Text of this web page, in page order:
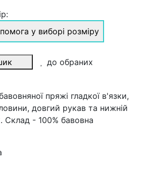
у виборі розміру
до обраних
пряжі гладкої в'язки,
довгий рукав та нижній
Склад - 100% бавовна